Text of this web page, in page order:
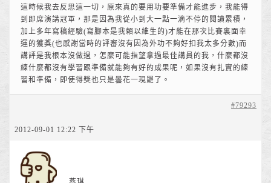
這時候我去反思這一切，原來真的要用功要準備才能進步，我能得
到即席演講冠軍，那是因為我從小到大一點一滴不停的閱讀累積，
加上多年寫稿經驗(寫腳本是我賴以維生的)才能在那次比賽裏面幸
運的獲獎(也感謝當時的評審沒有因為外功不夠好扣我太多分數)而
講評是我根本沒做過，怎麼可能指望拿過最佳講員的我，什麼都沒
練什麼都沒有學習跟準備就能夠有好的成果呢，如果沒有扎實的練
習和準備，即使得獎也只是曇花一現罷了。
2012-09-01 12:22 下午
#79293